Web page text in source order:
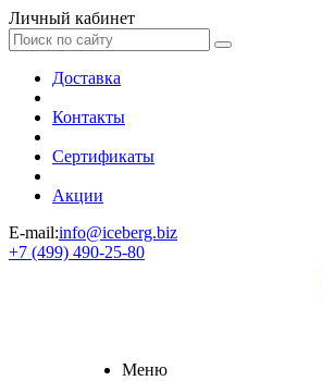
Личный кабинет
Доставка
Контакты
Сертификаты
Акции
E-mail:info@iceberg.biz
+7 (499) 490-25-80
Меню